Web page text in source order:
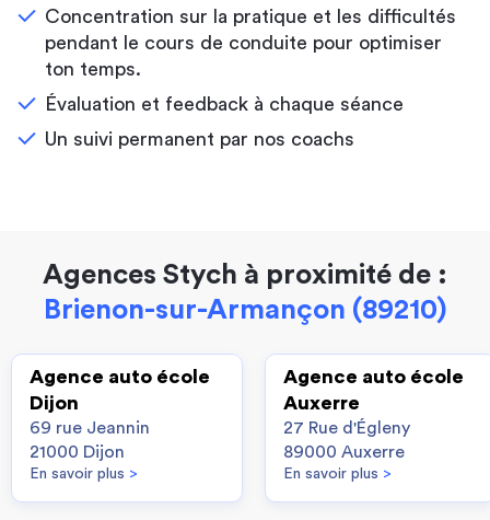
Concentration sur la pratique et les difficultés
pendant le cours de conduite pour optimiser
ton temps.
Évaluation et feedback à chaque séance
Un suivi permanent par nos coachs
Agences Stych à proximité de :
Brienon-sur-Armançon (89210)
Agence auto école
Dijon
69 rue Jeannin
21000 Dijon
En savoir plus >
Agence auto école
Auxerre
27 Rue d'Égleny
89000 Auxerre
En savoir plus >